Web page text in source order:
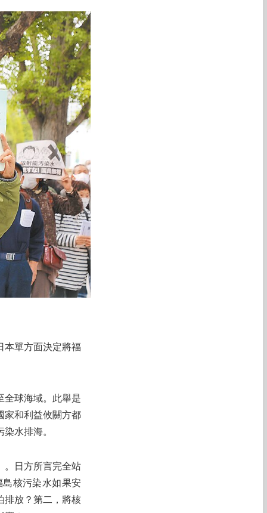
本單方面決定將福
全球海域。此舉是
家和利益攸關方都
水排海。
。日方所言完全站
核污染水如果安
排放？第二，將核